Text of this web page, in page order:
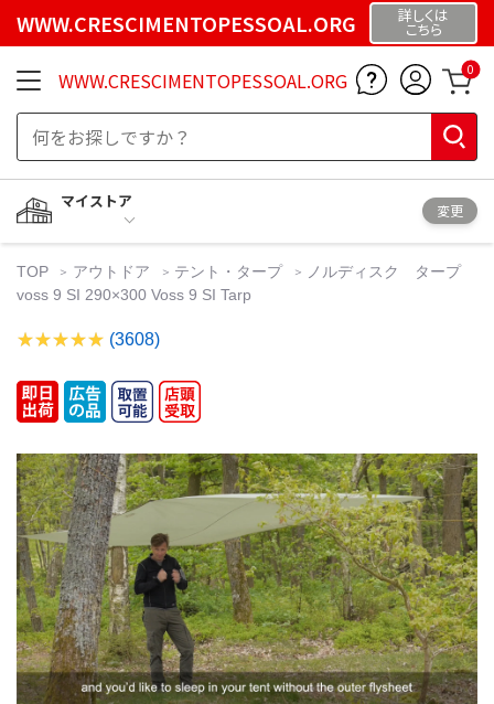
WWW.CRESCIMENTOPESSOAL.ORG 詳しくは
こちら
WWW.CRESCIMENTOPESSOAL.ORG 0
マイストア
変更
TOP アウトドア テント・タープ
ノルディスク タープ
voss 9 SI 290×300 Voss 9 SI Tarp
(3608)